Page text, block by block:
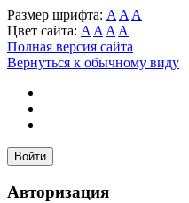
Размер шрифта: A A A
Цвет сайта: A A A A
Полная версия сайта
Вернуться к обычному виду
Войти
Авторизация